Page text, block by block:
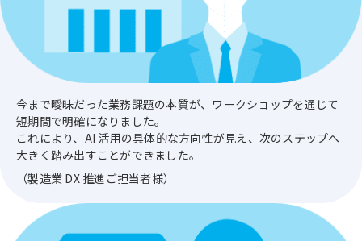
今まで曖昧だった業務課題の本質が、ワークショップを通じて
短期間で明確になりました。
これにより、AI 活用の具体的な方向性が見え、次のステップへ
大きく踏み出すことができました。
（製造業 DX 推進ご担当者様）